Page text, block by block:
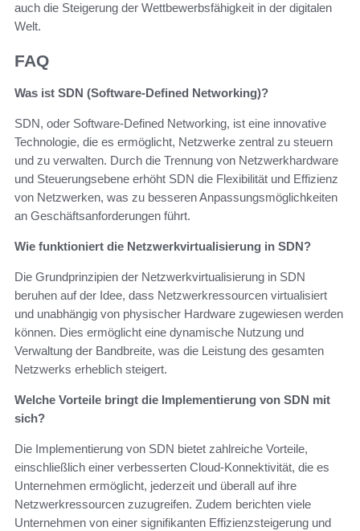
auch die Steigerung der Wettbewerbsfähigkeit in der digitalen
Welt.
FAQ
Was ist SDN (Software-Defined Networking)?
SDN, oder Software-Defined Networking, ist eine innovative
Technologie, die es ermöglicht, Netzwerke zentral zu steuern
und zu verwalten. Durch die Trennung von Netzwerkhardware
und Steuerungsebene erhöht SDN die Flexibilität und Effizienz
von Netzwerken, was zu besseren Anpassungsmöglichkeiten
an Geschäftsanforderungen führt.
Wie funktioniert die Netzwerkvirtualisierung in SDN?
Die Grundprinzipien der Netzwerkvirtualisierung in SDN
beruhen auf der Idee, dass Netzwerkressourcen virtualisiert
und unabhängig von physischer Hardware zugewiesen werden
können. Dies ermöglicht eine dynamische Nutzung und
Verwaltung der Bandbreite, was die Leistung des gesamten
Netzwerks erheblich steigert.
Welche Vorteile bringt die Implementierung von SDN mit
sich?
Die Implementierung von SDN bietet zahlreiche Vorteile,
einschließlich einer verbesserten Cloud-Konnektivität, die es
Unternehmen ermöglicht, jederzeit und überall auf ihre
Netzwerkressourcen zuzugreifen. Zudem berichten viele
Unternehmen von einer signifikanten Effizienzsteigerung und